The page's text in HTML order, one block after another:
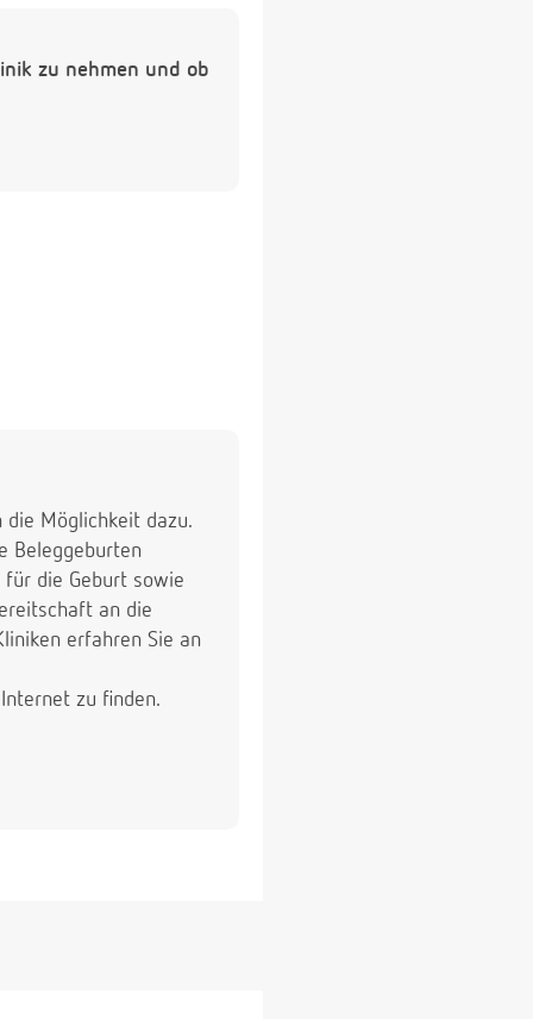
zu nehmen und ob
die Möglichkeit dazu.
Beleggeburten
die Geburt sowie
an die
erfahren Sie an
zu finden.